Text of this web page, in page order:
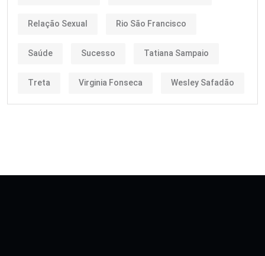
Relação Sexual Rio São Francisco
Saúde Sucesso Tatiana Sampaio
Treta Virginia Fonseca Wesley Safadão